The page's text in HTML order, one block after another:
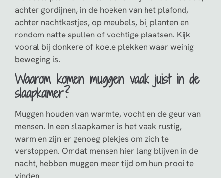
achter gordijnen, in de hoeken van het plafond,
achter nachtkastjes, op meubels, bij planten en
rondom natte spullen of vochtige plaatsen. Kijk
vooral bij donkere of koele plekken waar weinig
beweging is.
Waarom komen muggen vaak juist in de
slaapkamer?
Muggen houden van warmte, vocht en de geur van
mensen. In een slaapkamer is het vaak rustig,
warm en zijn er genoeg plekjes om zich te
verstoppen. Omdat mensen hier lang blijven in de
nacht, hebben muggen meer tijd om hun prooi te
vinden.